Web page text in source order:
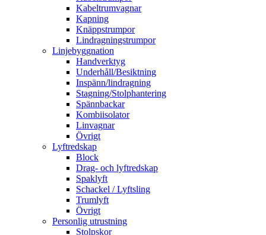
Kabeltrumvagnar
Kapning
Knäppstrumpor
Lindragningstrumpor
Linjebyggnation
Handverktyg
Underhåll/Besiktning
Inspänn/lindragning
Stagning/Stolphantering
Spännbackar
Kombiisolator
Linvagnar
Övrigt
Lyftredskap
Block
Drag- och lyftredskap
Spaklyft
Schackel / Lyftsling
Trumlyft
Övrigt
Personlig utrustning
Stolpskor